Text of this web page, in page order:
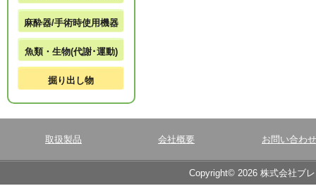
麻酔器/手術時使用機器
魚類・生物(代謝･運動)
掘り出し物
取扱製品 会社概要 お問い合わせ
Copyright© 2026 株式会社ブ